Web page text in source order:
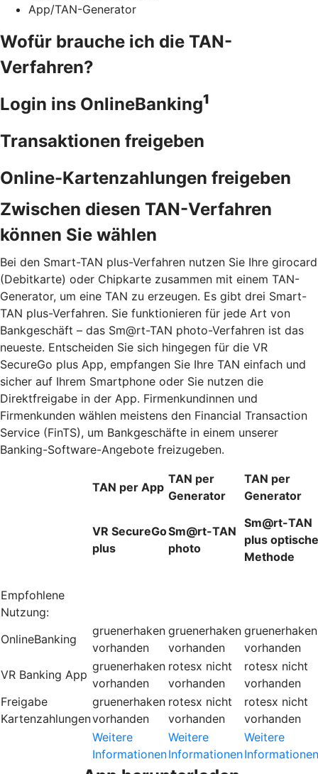
App/TAN-Generator
Wofür brauche ich die TAN-
Verfahren?
Login ins OnlineBanking1
Transaktionen freigeben
Online-Kartenzahlungen freigeben
Zwischen diesen TAN-Verfahren
können Sie wählen
Bei den Smart-TAN plus-Verfahren nutzen Sie Ihre girocard
(Debitkarte) oder Chipkarte zusammen mit einem TAN-
Generator, um eine TAN zu erzeugen. Es gibt drei Smart-
TAN plus-Verfahren. Sie funktionieren für jede Art von
Bankgeschäft – das Sm@rt-TAN photo-Verfahren ist das
neueste. Entscheiden Sie sich hingegen für die VR
SecureGo plus App, empfangen Sie Ihre TAN einfach und
sicher auf Ihrem Smartphone oder Sie nutzen die
Direktfreigabe in der App. Firmenkundinnen und
Firmenkunden wählen meistens den Financial Transaction
Service (FinTS), um Bankgeschäfte in einem unserer
Banking-Software-Angebote freizugeben.
TAN per App
TAN per
Generator
TAN per
Generator
VR SecureGo
plus
Sm@rt-TAN
photo
Sm@rt-TAN
plus optische
Methode
Empfohlene
Nutzung:
OnlineBanking
gruenerhaken
vorhanden
gruenerhaken
vorhanden
gruenerhaken
vorhanden
VR Banking App
gruenerhaken
vorhanden
rotesx nicht
vorhanden
rotesx nicht
vorhanden
Freigabe
Kartenzahlungen
gruenerhaken
vorhanden
rotesx nicht
vorhanden
rotesx nicht
vorhanden
Weitere
Informationen
Weitere
Informationen
Weitere
Informationen